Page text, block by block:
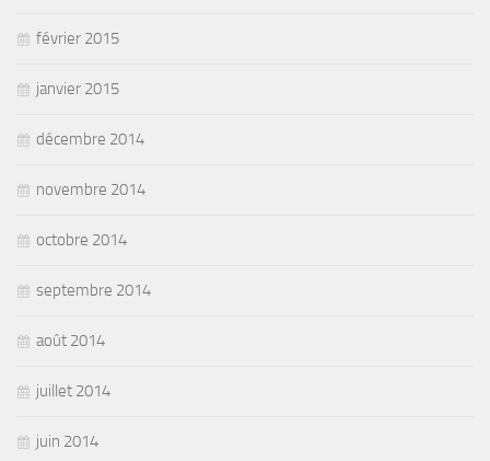
février 2015
janvier 2015
décembre 2014
novembre 2014
octobre 2014
septembre 2014
août 2014
juillet 2014
juin 2014